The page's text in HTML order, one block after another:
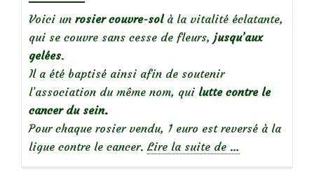
Voici un rosier couvre-solà la vitalité éclatante,
qui se couvre sans cesse de fleurs, jusqu’aux
gelées.
Il a été baptisé ainsi afin de soutenir
l’association du même nom, qui lutte contre le
cancer du sein.
Pour chaque rosier vendu, 1 euro est reversé à la
ligue contre le cancer. Lire la suite de à
…